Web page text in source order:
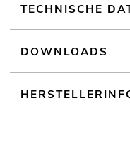
TECHNISCHE
DOWNLOADS